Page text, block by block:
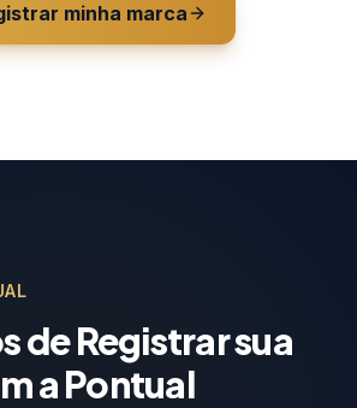
minha marca
de Registrar sua
a Pontual